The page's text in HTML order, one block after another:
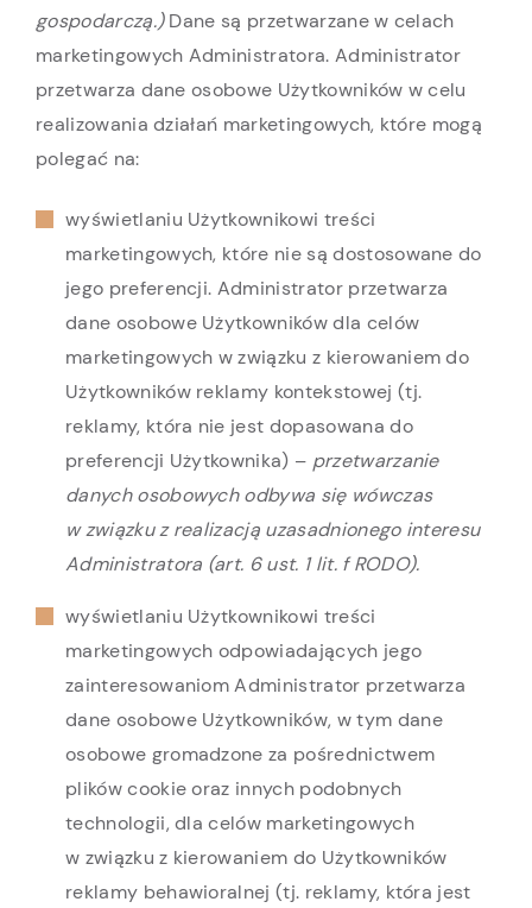
gospodarczą.)Dane są przetwarzane w celach
marketingowych Administratora. Administrator
przetwarza dane osobowe Użytkowników w celu
realizowania działań marketingowych, które mogą
polegać na:
wyświetlaniu Użytkownikowi treści
marketingowych, które nie są dostosowane do
jego preferencji. Administrator przetwarza
dane osobowe Użytkowników dla celów
marketingowych w związku z kierowaniem do
Użytkowników reklamy kontekstowej (tj.
reklamy, która nie jest dopasowana do
preferencji Użytkownika) – przetwarzanie
danych osobowych odbywa się wówczas
w związku z realizacją uzasadnionego interesu
Administratora (art. 6 ust. 1 lit. f RODO).
wyświetlaniu Użytkownikowi treści
marketingowych odpowiadających jego
zainteresowaniom Administrator przetwarza
dane osobowe Użytkowników, w tym dane
osobowe gromadzone za pośrednictwem
plików cookie oraz innych podobnych
technologii, dla celów marketingowych
w związku z kierowaniem do Użytkowników
reklamy behawioralnej (tj. reklamy, która jest